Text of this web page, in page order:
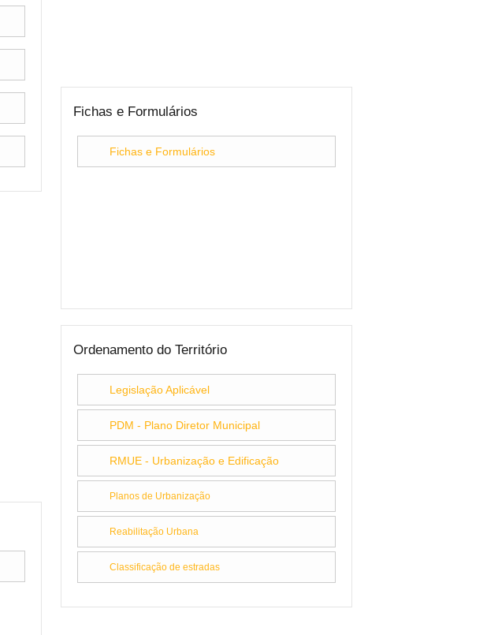
Fichas e Formulários
Fichas e Formulários
Ordenamento do Território
Legislação Aplicável
PDM - Plano Diretor Municipal
RMUE - Urbanização e Edificação
Planos de Urbanização
Reabilitação Urbana
Classificação de estradas